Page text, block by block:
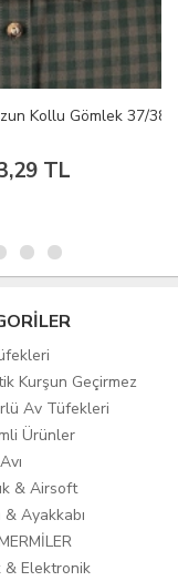
37/38
Kurşun Geçirmez
Av Tüfekleri
Ürünler
& Airsoft
& Ayakkabı
& Elektronik